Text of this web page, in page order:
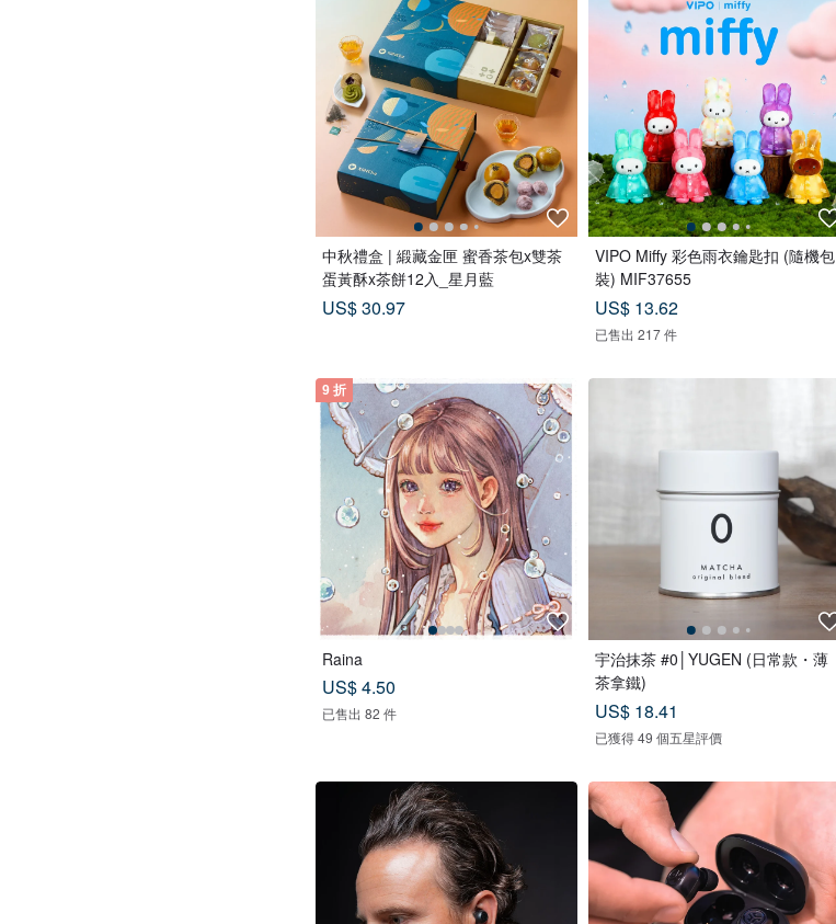
中秋禮盒 | 緞藏金匣 蜜香茶包x雙茶
蛋黃酥x茶餅12入_星月藍
US$ 30.97
VIPO Miffy 彩色雨衣鑰匙扣 (隨機包
裝) MIF37655
US$ 13.62
已售出 217 件
9 折
Raina
US$ 4.50
已售出 82 件
宇治抹茶 #0│YUGEN (日常款・薄
茶拿鐵)
US$ 18.41
已獲得 49 個五星評價